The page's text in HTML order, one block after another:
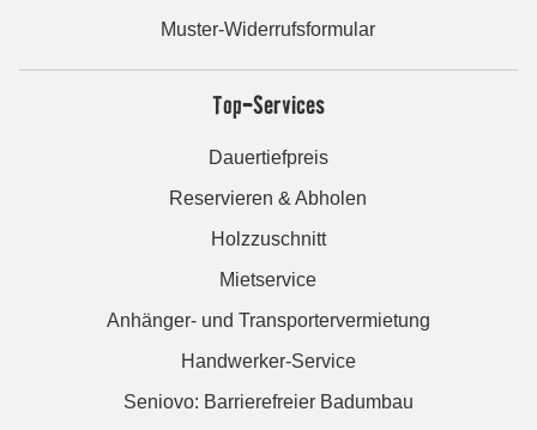
Muster-Widerrufsformular
Top-Services
Dauertiefpreis
Reservieren & Abholen
Holzzuschnitt
Mietservice
Anhänger- und Transportervermietung
Handwerker-Service
Seniovo: Barrierefreier Badumbau